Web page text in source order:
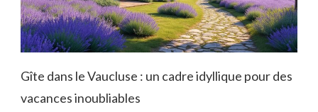
Gîte dans le Vaucluse : un cadre idyllique pour des
vacances inoubliables